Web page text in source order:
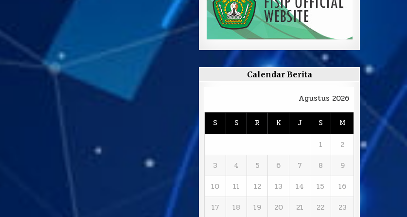
Calendar Berita
Agustus 2026
S S R K J S
M
1
2
3
4 5 6 7 8
9
10
11 12 13 14 15
16
17
18 19 20 21 22
23